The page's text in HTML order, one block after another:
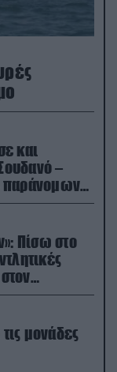
και
–
παράνομων
Πίσω στο
μονάδες